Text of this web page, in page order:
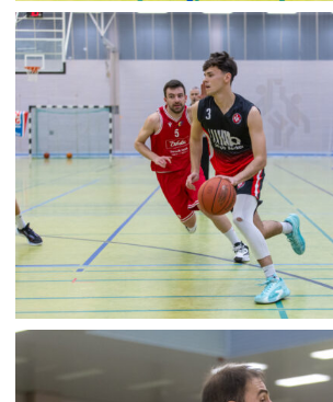
1. FCK BB HERREN VS. LAMBSHEIM
1. FCK BB HERREN I VS. ENSDORF